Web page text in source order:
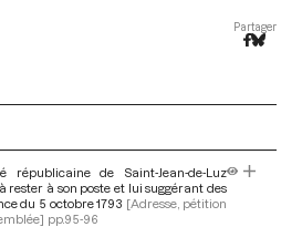
Partager
républicaine de Saint-Jean-de-Luz
à son poste et lui suggérant des
du 5 octobre 1793 [Adresse, pétition
pp.95-96